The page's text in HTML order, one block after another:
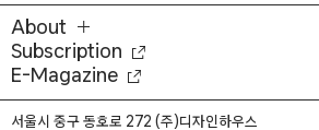
About
Subscription
E-Magazine
서울시 중구 동호로 272 (주)디자인하우스